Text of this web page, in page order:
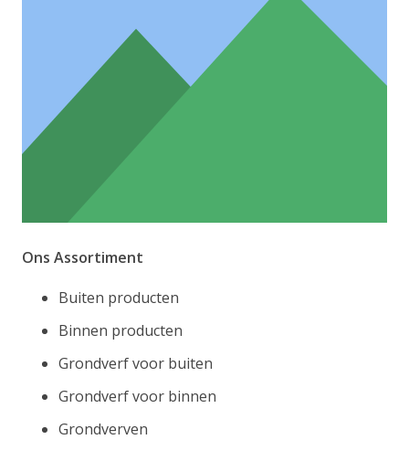
Ons Assortiment
Buiten producten
Binnen producten
Grondverf voor buiten
Grondverf voor binnen
Grondverven